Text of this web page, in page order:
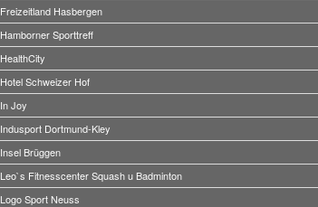
Freizeitland Hasbergen
Hamborner Sporttreff
HealthCity
Hotel Schweizer Hof
In Joy
Indusport Dortmund-Kley
Insel Brüggen
Leo`s Fitnesscenter Squash u Badminton
Logo Sport Neuss